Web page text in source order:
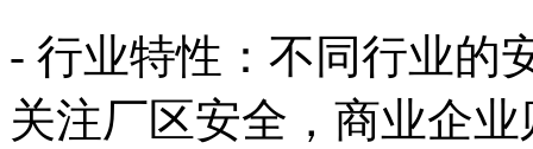
- 行业特性：不同行业的
关注厂区安全，商业企